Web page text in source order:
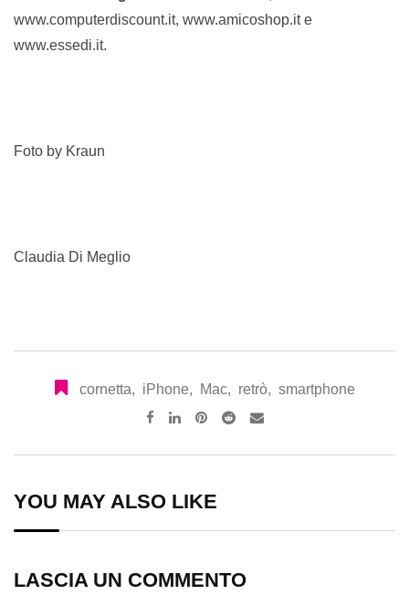
www.computerdiscount.it, www.amicoshop.it e
www.essedi.it.
Foto by Kraun
Claudia Di Meglio
cornetta, iPhone, Mac, retrò, smartphone
Pinterest
RedditShare
YOU MAY ALSO LIKE
LASCIA UN COMMENTO